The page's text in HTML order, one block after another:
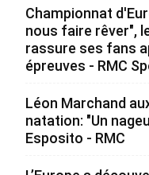
Championnat
nous faire rêver",
rassure ses fans
épreuves - RMC
Léon Marchand
natation: "Un
Esposito - RMC